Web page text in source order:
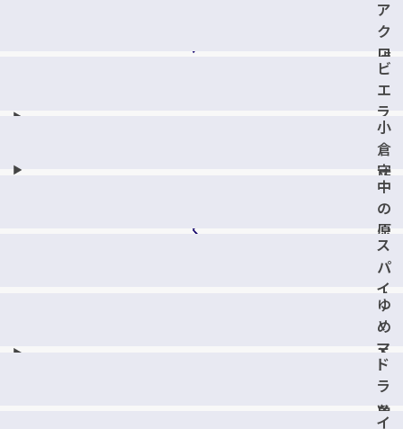
西
港
店
店
野
店
ア
ク
ロ
ス
ガ
ー
デ
ン
葛
原
店
ビ
エ
ラ
小
倉
店
小
倉
守
恒
店
中
の
原
メ
デ
ィ
カ
ル
タ
ウ
ン
店
ス
パ
イ
シ
ー
モ
ー
ル
門
ゆ
め
マ
ー
ト
曽
ド
ラ
ッ
イ